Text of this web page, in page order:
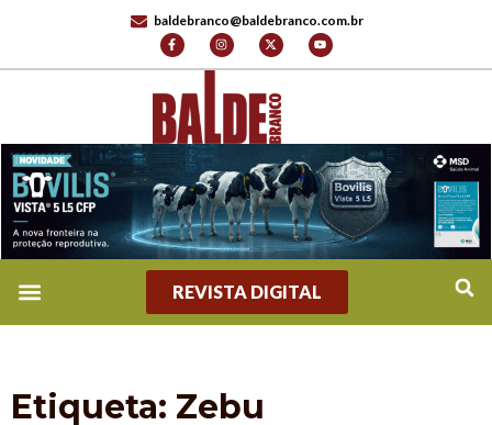
baldebranco@baldebranco.com.br
REVISTA DIGITAL
Etiqueta: Zebu